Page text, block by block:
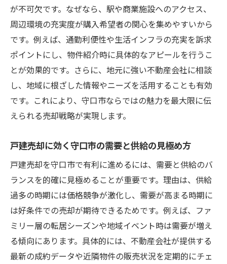
が不可欠です。なぜなら、駅や商業施設へのアクセス、
周辺環境の充実度が購入希望者の関心を集めやすいから
です。例えば、通勤利便性や生活インフラの充実を訴求
ポイントにし、物件紹介時に具体的なアピールを行うこ
とが効果的です。さらに、地元に強い不動産会社に相談
し、地域に根ざした情報やニーズを活用することも有効
です。これにより、守口市ならではの魅力を最大限に伝
えられる売却戦略が実現します。
戸建売却に効く守口市の需要と供給の見極め方
戸建売却を守口市で有利に進めるには、需要と供給のバ
ランスを的確に見極めることが重要です。理由は、供給
過多の時期には価格競争が激化し、需要が高まる時期に
は好条件での売却が期待できるためです。例えば、ファ
ミリー層の転居シーズンや地域イベント時は需要が増え
る傾向にあります。具体的には、不動産会社が提供する
最新の成約データや近隣物件の販売状況を定期的にチェ